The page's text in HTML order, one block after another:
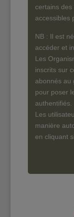
certains
accessibles
NB : Il est
accéder et
Les
inscrits sur
abonnés au
pour poser
authentifiés.
Les
manière
en cliquant